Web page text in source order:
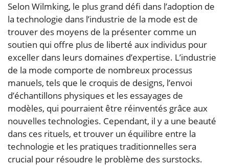
Selon Wilmking, le plus grand défi dans l’adoption de
la technologie dans l’industrie de la mode est de
trouver des moyens de la présenter comme un
soutien qui offre plus de liberté aux individus pour
exceller dans leurs domaines d’expertise. L’industrie
de la mode comporte de nombreux processus
manuels, tels que le croquis de designs, l’envoi
d’échantillons physiques et les essayages de
modèles, qui pourraient être réinventés grâce aux
nouvelles technologies. Cependant, il y a une beauté
dans ces rituels, et trouver un équilibre entre la
technologie et les pratiques traditionnelles sera
crucial pour résoudre le problème des surstocks.